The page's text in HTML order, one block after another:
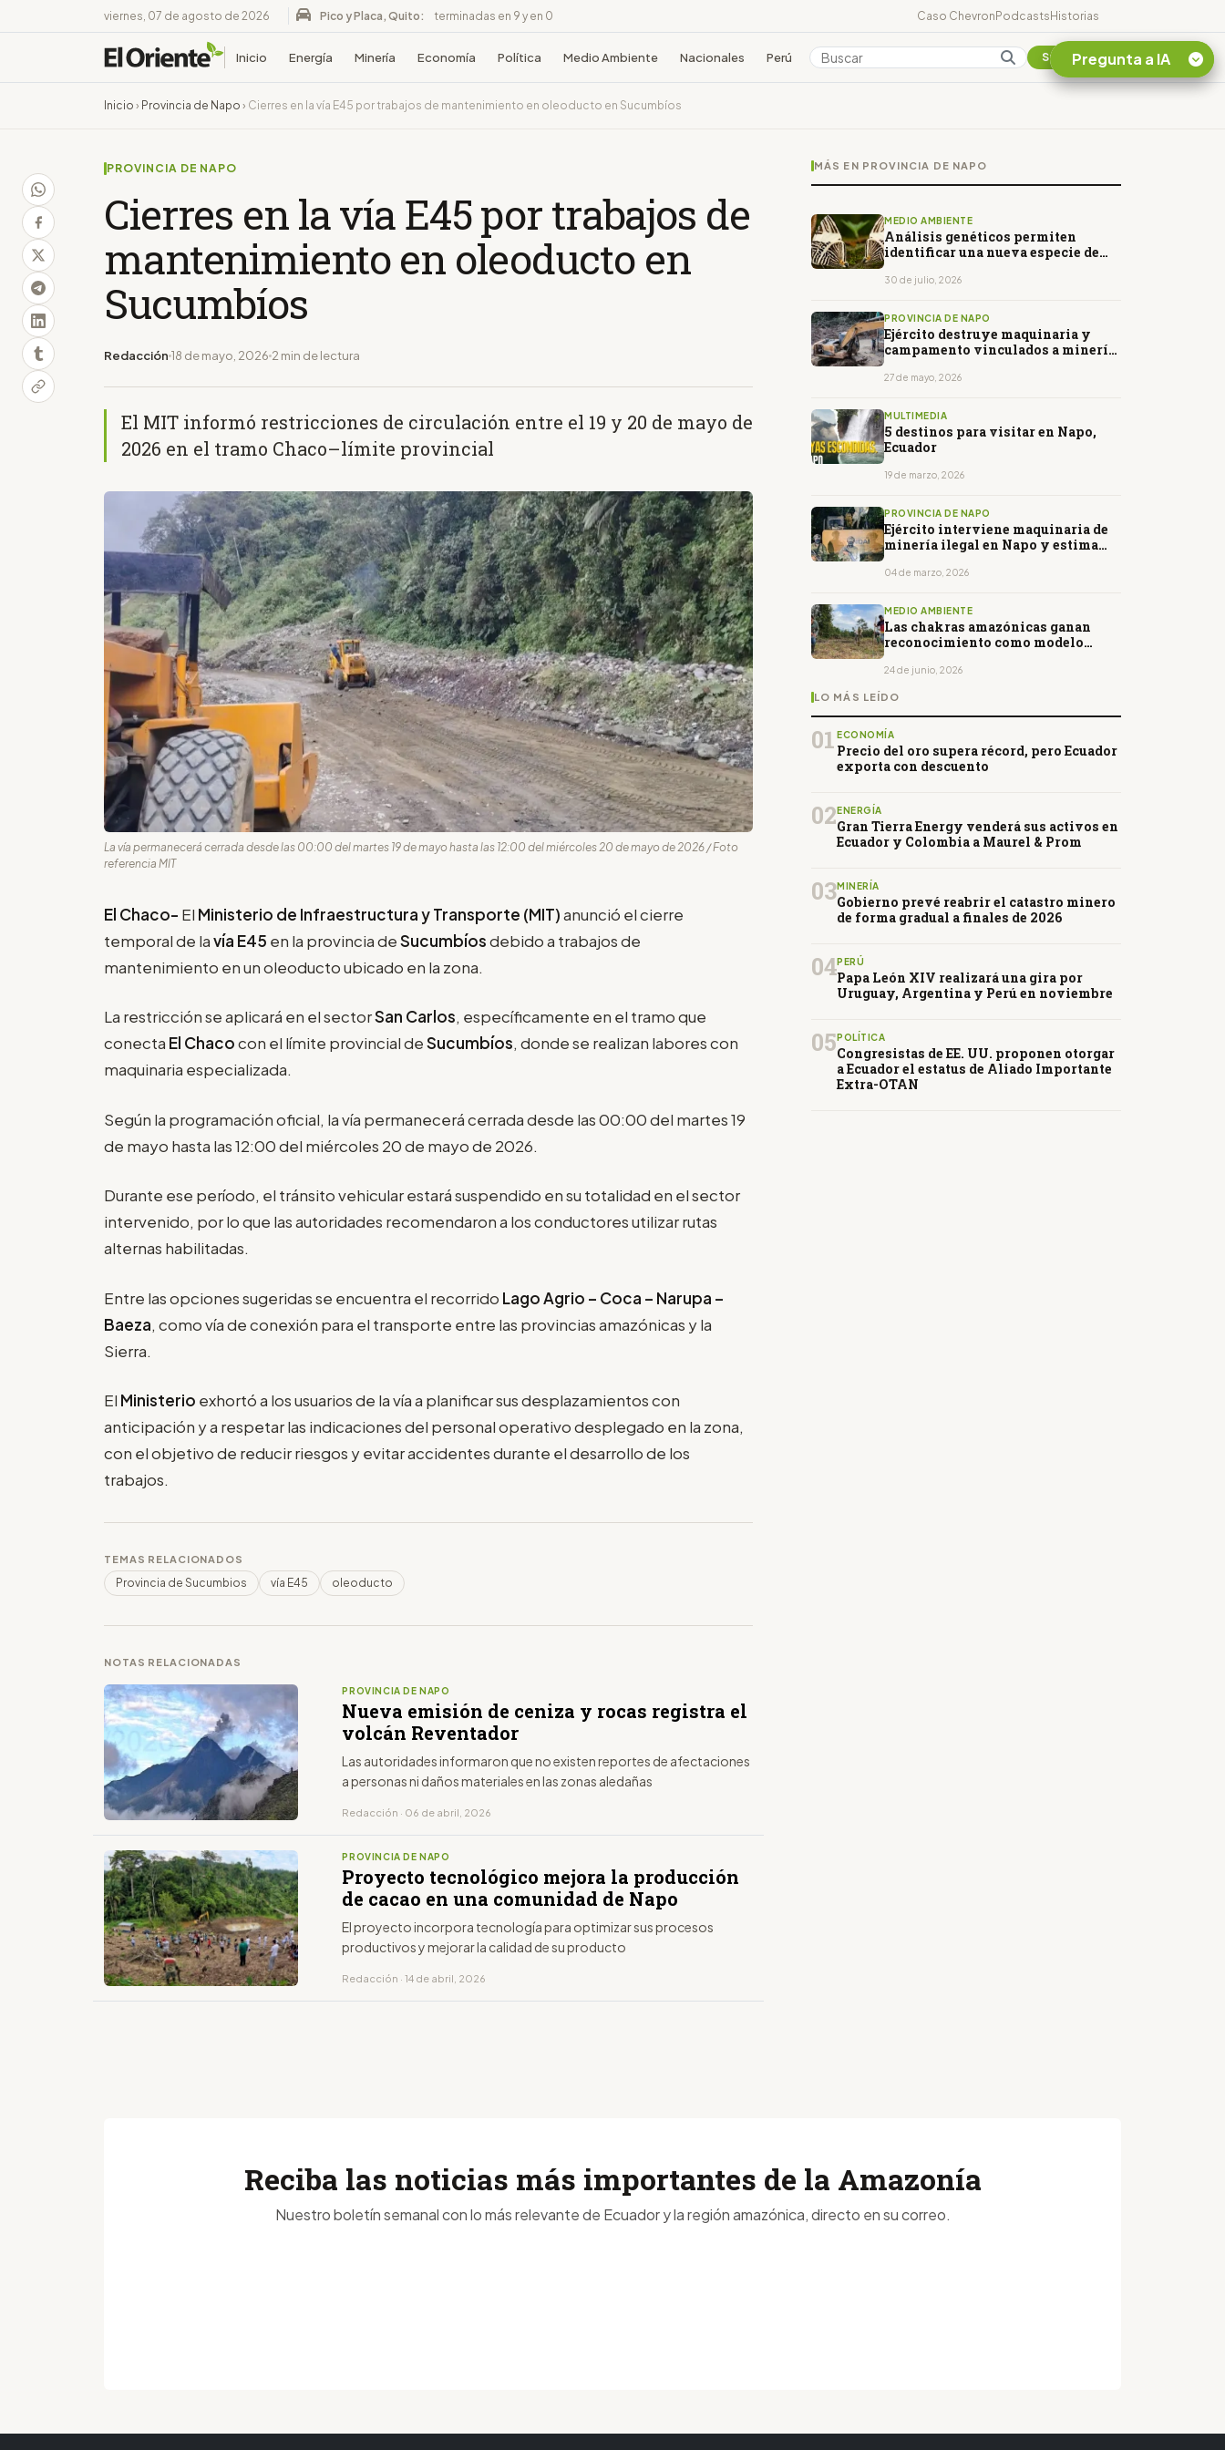
viernes, 07 de agosto de 2026 Pico y Placa, Quito: terminadas en 9 y en 0 Caso ChevronPodcastsHistorias
Inicio Energía Minería Economía Política Medio Ambiente Nacionales Perú Colombia Suscribirse
Inicio › Provincia de Napo › Cierres en la vía E45 por trabajos de mantenimiento en oleoducto en Sucumbíos
PROVINCIA DE NAPO
Cierres en la vía E45 por trabajos de
mantenimiento en oleoducto en
Sucumbíos
Redacción 18 de mayo, 2026 2 min de lectura
El MIT informó restricciones de circulación entre el 19 y 20 de mayo de
2026 en el tramo Chaco–límite provincial
La vía permanecerá cerrada desde las 00:00 del martes 19 de mayo hasta las 12:00 del miércoles 20 de mayo de 2026 / Foto
referencia MIT
El Chaco- El Ministerio de Infraestructura y Transporte (MIT)anunció el cierre
temporal de lavía E45 en la provincia deSucumbíosdebido a trabajos de
mantenimiento en un oleoducto ubicado en la zona.
La restricción se aplicará en el sectorSan Carlos, específicamente en el tramo que
conecta El Chacocon el límite provincial deSucumbíos, donde se realizan labores con
maquinaria especializada.
Según la programación oficial, la vía permanecerá cerrada desde las 00:00 del martes 19
de mayo hasta las 12:00 del miércoles 20 de mayo de 2026.
Durante ese período, el tránsito vehicular estará suspendido en su totalidad en el sector
intervenido, por lo que las autoridades recomendaron a los conductores utilizar rutas
alternas habilitadas.
Entre las opciones sugeridas se encuentra el recorrido Lago Agrio – Coca – Narupa –
Baeza, como vía de conexión para el transporte entre las provincias amazónicas y la
Sierra.
El Ministerio exhortó a los usuarios de la vía a planificar sus desplazamientos con
anticipación y a respetar las indicaciones del personal operativo desplegado en la zona,
con el objetivo de reducir riesgos y evitar accidentes durante el desarrollo de los
trabajos.
TEMAS RELACIONADOS
Provincia de Sucumbios vía E45 oleoducto
NOTAS RELACIONADAS
PROVINCIA DE NAPO
Nueva emisión de ceniza y rocas registra el
volcán Reventador
Las autoridades informaron que no existen reportes de afectaciones
a personas ni daños materiales en las zonas aledañas
Redacción · 06 de abril, 2026
PROVINCIA DE NAPO
Proyecto tecnológico mejora la producción
de cacao en una comunidad de Napo
El proyecto incorpora tecnología para optimizar sus procesos
productivos y mejorar la calidad de su producto
Redacción · 14 de abril, 2026
MÁS EN PROVINCIA DE NAPO
MEDIO AMBIENTE
Análisis genéticos permiten
identificar una nueva especie de
30 de julio, 2026
PROVINCIA DE NAPO
Ejército destruye maquinaria y
campamento vinculados a minería
27 de mayo, 2026
MULTIMEDIA
5 destinos para visitar en Napo,
Ecuador
19 de marzo, 2026
PROVINCIA DE NAPO
Ejército interviene maquinaria de
minería ilegal en Napo y estima
04 de marzo, 2026
MEDIO AMBIENTE
Las chakras amazónicas ganan
reconocimiento como modelo
24 de junio, 2026
LO MÁS LEÍDO
01 ECONOMÍA
Precio del oro supera récord, pero Ecuador
exporta con descuento
02 ENERGÍA
Gran Tierra Energy venderá sus activos en
Ecuador y Colombia a Maurel & Prom
03MINERÍA
Gobierno prevé reabrir el catastro minero
de forma gradual a finales de 2026
04PERÚ
Papa León XIV realizará una gira por
Uruguay, Argentina y Perú en noviembre
05 POLÍTICA
Congresistas de EE. UU. proponen otorgar
a Ecuador el estatus de Aliado Importante
Extra-OTAN
Pregunta a IA
¿En que consiste la
Reciba las noticias más importantes de la Amazonía
Nuestro boletín semanal con lo más relevante de Ecuador y la región amazónica, directo en su correo.